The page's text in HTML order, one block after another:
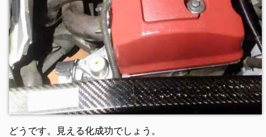
どうです。見える化成功でしょう。